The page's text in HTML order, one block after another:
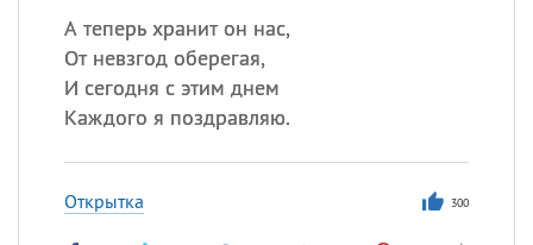
А теперь хранит он нас,
От невзгод оберегая,
И сегодня с этим днем
Каждого я поздравляю.
Открытка 300